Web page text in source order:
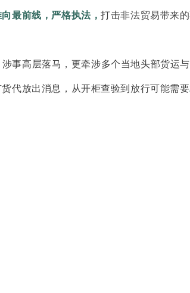
最前线，严格执法，打击非法贸易带来的
事高层落马，更牵涉多个当地头部货运
货代放出消息，从开柜查验到放行可能需要